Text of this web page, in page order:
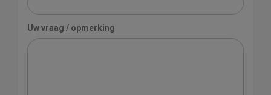
Uw vraag / opmerking